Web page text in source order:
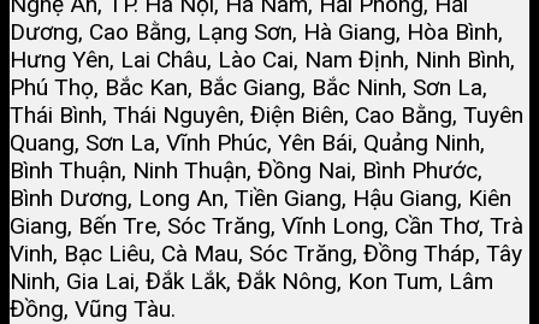
Dương, Cao Bằng, Lạng Sơn, Hà Giang, Hòa Bình,
Hưng Yên, Lai Châu, Lào Cai, Nam Định, Ninh Bình,
Phú Thọ, Bắc Kan, Bắc Giang, Bắc Ninh, Sơn La,
Thái Bình, Thái Nguyên, Điện Biên, Cao Bằng, Tuyên
Quang, Sơn La, Vĩnh Phúc, Yên Bái, Quảng Ninh,
Bình Thuận, Ninh Thuận, Đồng Nai, Bình Phước,
Bình Dương, Long An, Tiền Giang, Hậu Giang, Kiên
Giang, Bến Tre, Sóc Trăng, Vĩnh Long, Cần Thơ, Trà
Vinh, Bạc Liêu, Cà Mau, Sóc Trăng, Đồng Tháp, Tây
Ninh, Gia Lai, Đắk Lắk, Đắk Nông, Kon Tum, Lâm
Đồng, Vũng Tàu.